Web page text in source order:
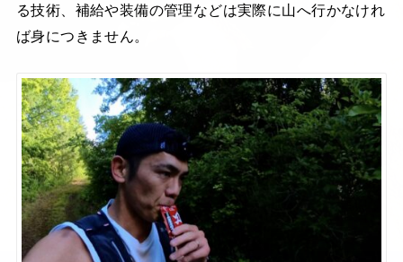
る技術、補給や装備の管理などは実際に山へ行かなけれ
ば身につきません。